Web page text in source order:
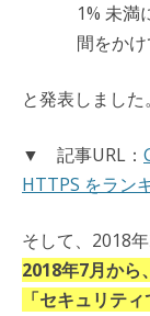
1% 未満
間をかけ
と発表しました。
▼ 記事URL：
HTTPS をラン
そして、2018年
2018年7月か
「セキュリテ